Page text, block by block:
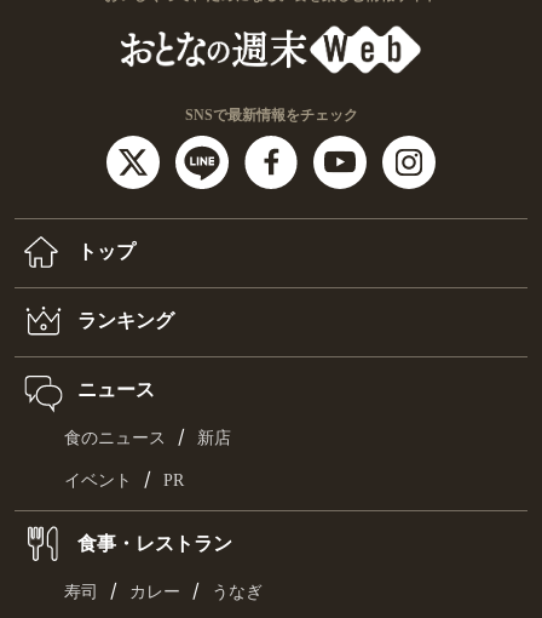
SNSで最新情報をチェック
トップ
ランキング
ニュース
食のニュース / 新店
イベント / PR
食事・レストラン
寿司 / カレー / うなぎ